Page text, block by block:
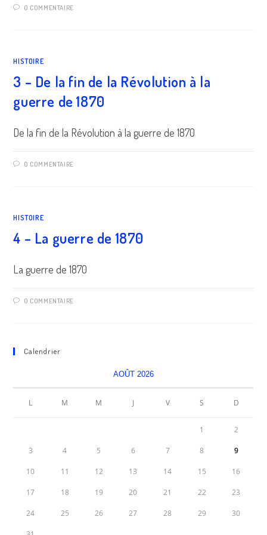
0 COMMENTAIRE
HISTOIRE
3 – De la fin de la Révolution à la
guerre de 1870
De la fin de la Révolution à la guerre de 1870
0 COMMENTAIRE
HISTOIRE
4 – La guerre de 1870
La guerre de 1870
0 COMMENTAIRE
Calendrier
AOÛT 2026
L M M J V S D
1 2
3 4 5 6 7 8 9
10 11 12 13 14 15 16
17 18 19 20 21 22 23
24 25 26 27 28 29 30